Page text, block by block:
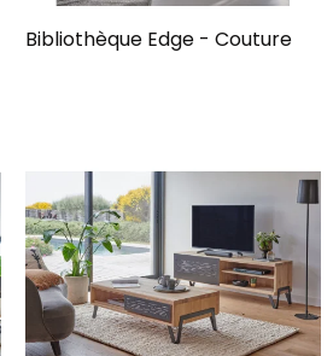
Bibliothèque Edge - Couture